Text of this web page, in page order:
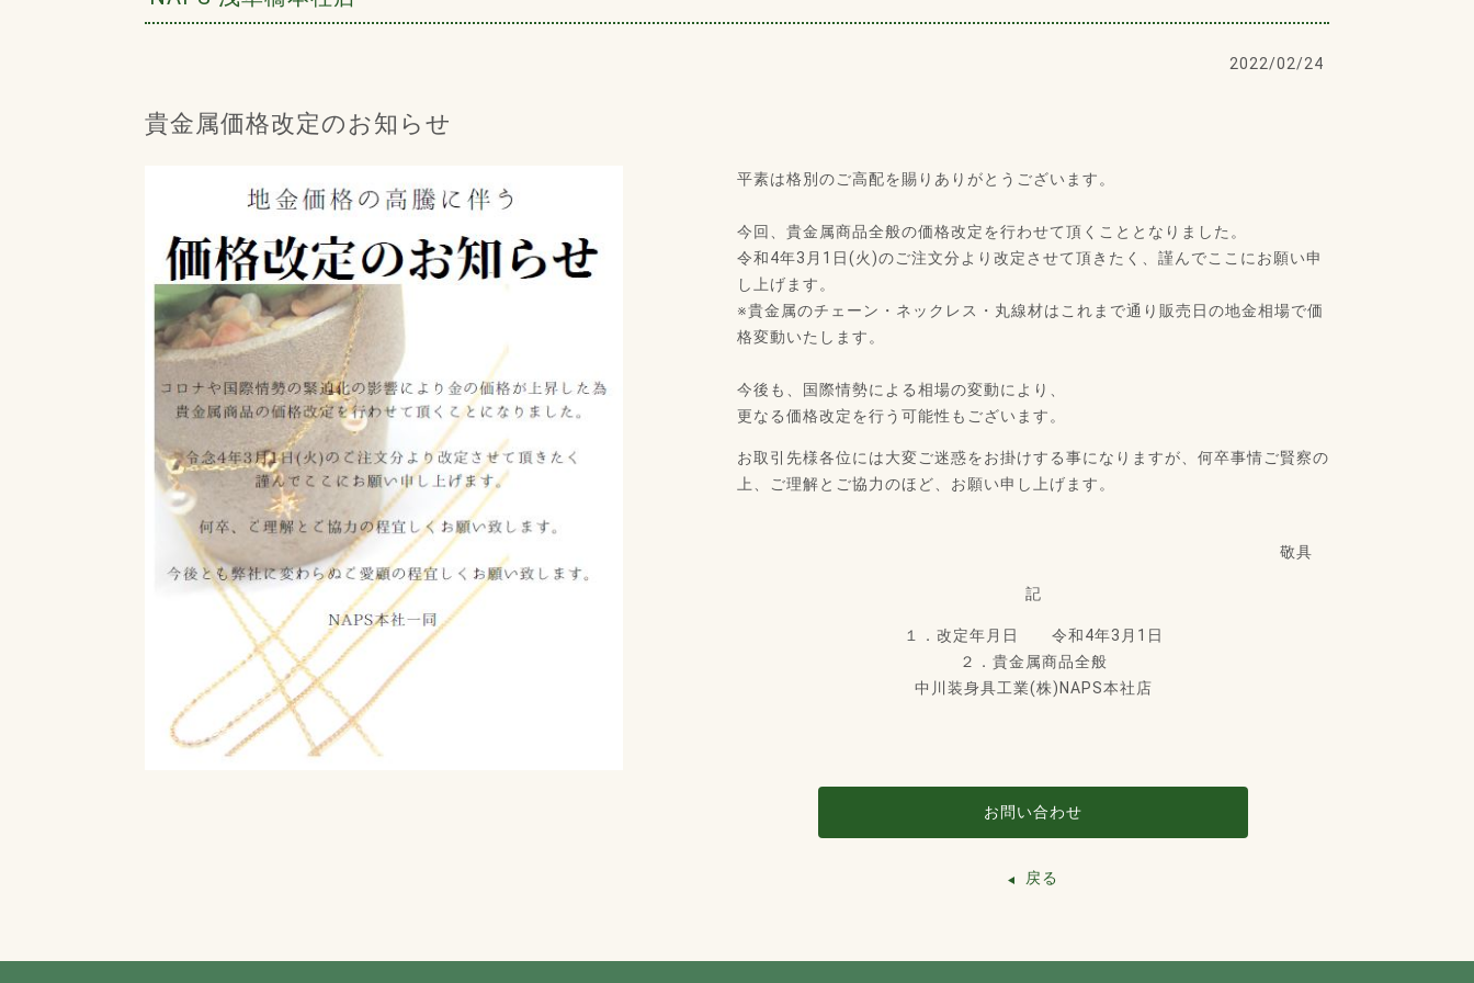
2022/02/24
貴金属価格改定のお知らせ
平素は格別のご高配を賜りありがとうございます。
今回、貴金属商品全般の価格改定を行わせて頂くこととなりました。
令和4年3月1日(火)のご注文分より改定させて頂きたく、謹んでここにお願い申
し上げます。
※貴金属のチェーン・ネックレス・丸線材はこれまで通り販売日の地金相場で価
格変動いたします。
今後も、国際情勢による相場の変動により、
更なる価格改定を行う可能性もございます。
お取引先様各位には大変ご迷惑をお掛けする事になりますが、何卒事情ご賢察の
上、ご理解とご協力のほど、お願い申し上げます。
敬具
記
１．改定年月日 令和4年3月1日
２．貴金属商品全般
中川装身具工業(株)NAPS本社店
お問い合わせ
戻る